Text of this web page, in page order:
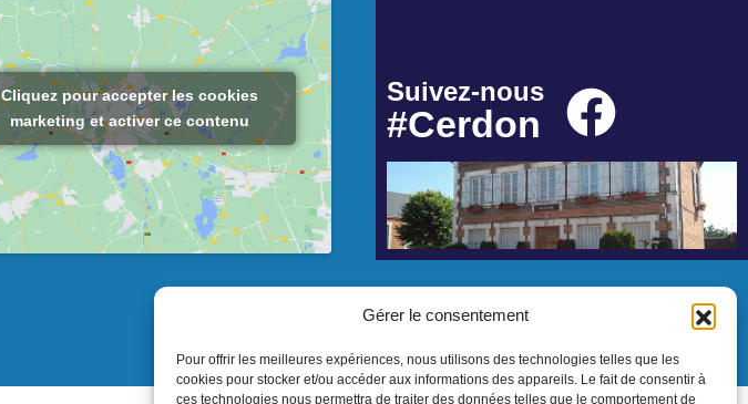
Gérer le consentement
Pour offrir les meilleures expériences, nous utilisons des technologies telles que les
cookies pour stocker et/ou accéder aux informations des appareils. Le fait de consentir à
ces technologies nous permettra de traiter des données telles que le comportement de
Cliquez pour accepter les cookies
marketing et activer ce contenu
Suivez-nous
#Cerdon